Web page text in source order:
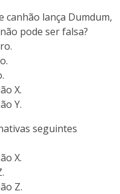
canhão lança Dumdum,
pode ser falsa?
X.
Y.
seguintes
X.
Z.